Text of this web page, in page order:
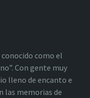
conocido como el
Con gente muy
lleno de encanto e
las memorias de